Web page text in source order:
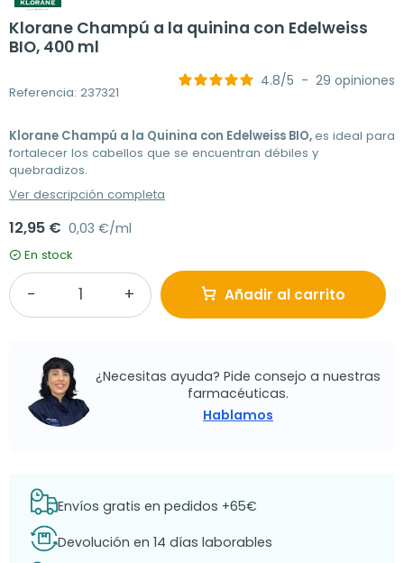
Klorane Champú a la quinina con Edelweiss
BIO, 400 ml
Referencia: 237321
4.8/5 - 29 opiniones
Klorane Champú a la Quinina con Edelweiss BIO,es ideal para
fortalecer los cabellos que se encuentran débiles y
quebradizos.
Ver descripción completa
12,95 € 0,03 €/ml
En stock
Añadir al carrito
¿Necesitas ayuda? Pide consejo a nuestras
farmacéuticas.
Hablamos
Envíos gratis en pedidos +65€
Devolución en 14 días laborables